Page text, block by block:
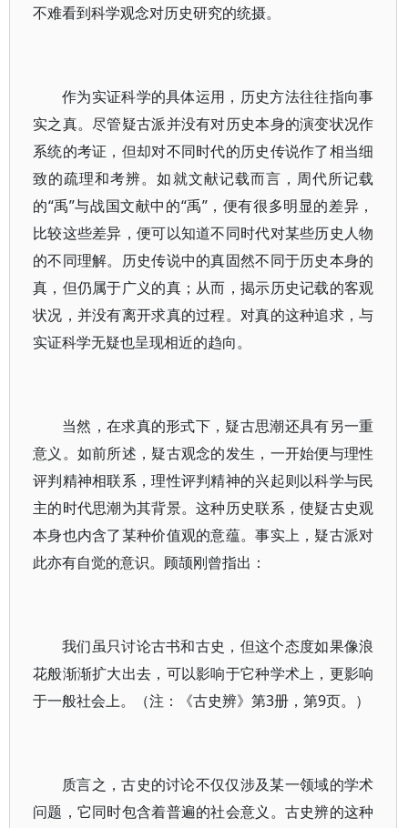
不难看到科学观念对历史研究的统摄。
作为实证科学的具体运用，历史方法往往指向事
实之真。尽管疑古派并没有对历史本身的演变状况作
系统的考证，但却对不同时代的历史传说作了相当细
致的疏理和考辨。如就文献记载而言，周代所记载
的“禹”与战国文献中的“禹”，便有很多明显的差异，
比较这些差异，便可以知道不同时代对某些历史人物
的不同理解。历史传说中的真固然不同于历史本身的
真，但仍属于广义的真；从而，揭示历史记载的客观
状况，并没有离开求真的过程。对真的这种追求，与
实证科学无疑也呈现相近的趋向。
当然，在求真的形式下，疑古思潮还具有另一重
意义。如前所述，疑古观念的发生，一开始便与理性
评判精神相联系，理性评判精神的兴起则以科学与民
主的时代思潮为其背景。这种历史联系，使疑古史观
本身也内含了某种价值观的意蕴。事实上，疑古派对
此亦有自觉的意识。顾颉刚曾指出：
我们虽只讨论古书和古史，但这个态度如果像浪
花般渐渐扩大出去，可以影响于它种学术上，更影响
于一般社会上。（注：《古史辨》第3册，第9页。）
质言之，古史的讨论不仅仅涉及某一领域的学术
问题，它同时包含着普遍的社会意义。古史辨的这种